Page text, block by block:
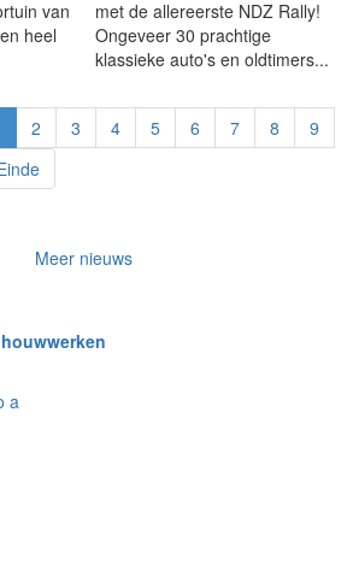
van
heel
met de allereerste NDZ Rally!
Ongeveer 30 prachtige
klassieke auto's en oldtimers...
2 3 4 5 6 7 8
9
Meer nieuws